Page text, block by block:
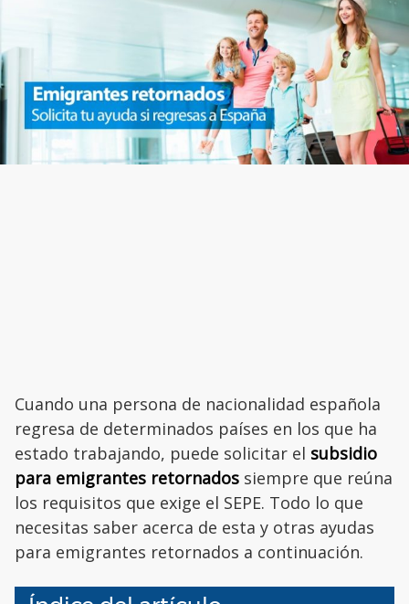
Cuando una persona de nacionalidad española
regresa de determinados países en los que ha
estado trabajando, puede solicitar el subsidio
para emigrantes retornados siempre que reúna
los requisitos que exige el SEPE. Todo lo que
necesitas saber acerca de esta y otras ayudas
para emigrantes retornados a continuación.